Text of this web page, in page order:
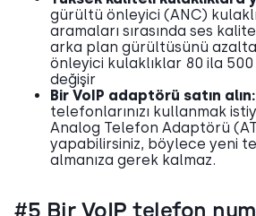
gürültü önleyici (ANC)
aramaları sırasında ses
arka plan gürültüsünü
önleyici kulaklıklar 80 ila
değişir
Bir VoIP adaptörü satın alın:
telefonlarınızı kullanmak
Analog Telefon Adaptörü
yapabilirsiniz, böylece yeni
almanıza gerek kalmaz.
#5 Bir VoIP telefon